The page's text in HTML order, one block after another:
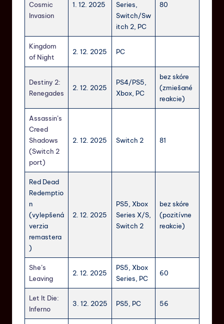
Cosmic
Invasion
1. 12. 2025
Series,
Switch/Sw
itch 2, PC
80
Kingdom
of Night
2. 12. 2025 PC
Destiny 2:
Renegades
2. 12. 2025
PS4/PS5,
Xbox, PC
bez skóre
(zmiešané
reakcie)
Assassin’s
Creed
Shadows
(Switch 2
port)
2. 12. 2025 Switch 2 81
Red Dead
Redemptio
n
(vylepšená
verzia
remastera
)
2. 12. 2025
PS5, Xbox
Series X/S,
Switch 2
bez skóre
(pozitívne
reakcie)
She’s
Leaving
2. 12. 2025
PS5, Xbox
Series, PC
60
Let It Die:
Inferno
3. 12. 2025 PS5, PC 56